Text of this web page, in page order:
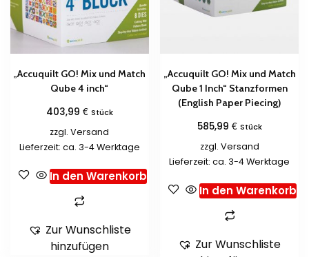
„Accuquilt GO! Mix und Match
Qube 4 inch“
403,99 € Stück
zzgl.Versand
Lieferzeit: ca. 3-4 Werktage
In den Warenkorb
Zur Wunschliste
hinzufügen
„Accuquilt GO! Mix und Match
Qube 1 Inch“ Stanzformen
(English Paper Piecing)
585,99 € Stück
zzgl. Versand
Lieferzeit: ca. 3-4 Werktage
In den Warenkorb
Zur Wunschliste